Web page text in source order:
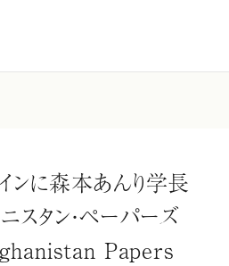
ンに森本あんり学長
スタン・ペーパーズ
Papers